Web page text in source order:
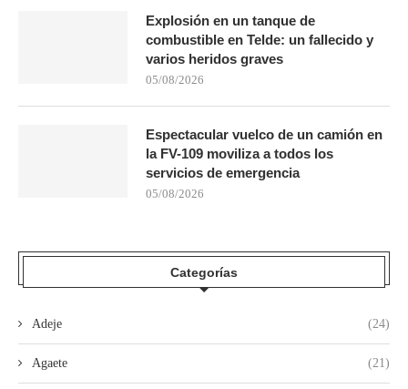
Explosión en un tanque de
combustible en Telde: un fallecido y
varios heridos graves
05/08/2026
Espectacular vuelco de un camión en
la FV-109 moviliza a todos los
servicios de emergencia
05/08/2026
Categorías
Adeje (24)
Agaete (21)